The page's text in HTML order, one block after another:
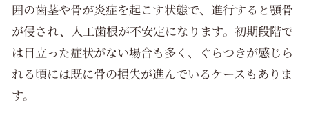
囲の歯茎や骨が炎症を起こす状態で、進行すると顎骨
が侵され、人工歯根が不安定になります。初期段階で
は目立った症状がない場合も多く、ぐらつきが感じら
れる頃には既に骨の損失が進んでいるケースもありま
す。